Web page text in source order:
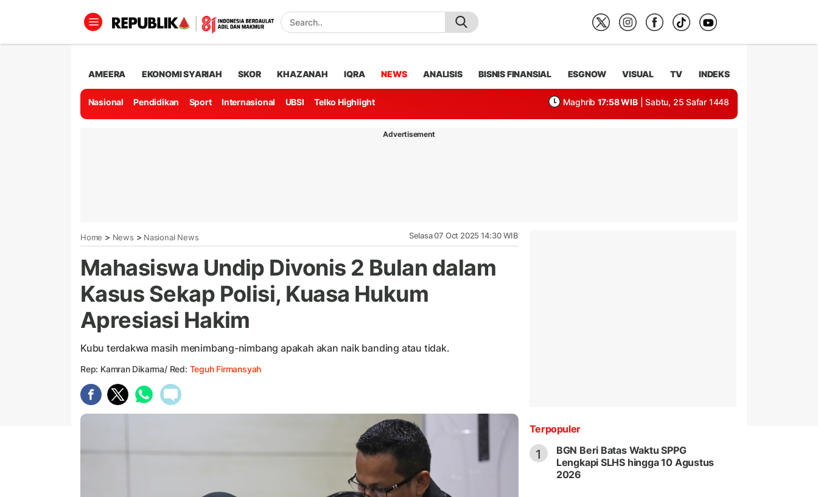
AMEERA EKONOMI SYARIAH SKOR KHAZANAH IQRA NEWS ANALISIS BISNIS FINANSIAL ESGNOW VISUAL TV INDEKS
Nasional Pendidikan Sport Internasional UBSI Telko Highlight Maghrib 17:58 WIB | Sabtu, 25 Safar 1448
Advertisement
Home > News > Nasional News Selasa 07 Oct 2025 14:30 WIB
Mahasiswa Undip Divonis 2 Bulan dalam
Kasus Sekap Polisi, Kuasa Hukum
Apresiasi Hakim
Kubu terdakwa masih menimbang-nimbang apakah akan naik banding atau tidak.
Rep: Kamran Dikarma/ Red: Teguh Firmansyah
Terpopuler
1
BGN Beri Batas Waktu SPPG
Lengkapi SLHS hingga 10 Agustus
2026